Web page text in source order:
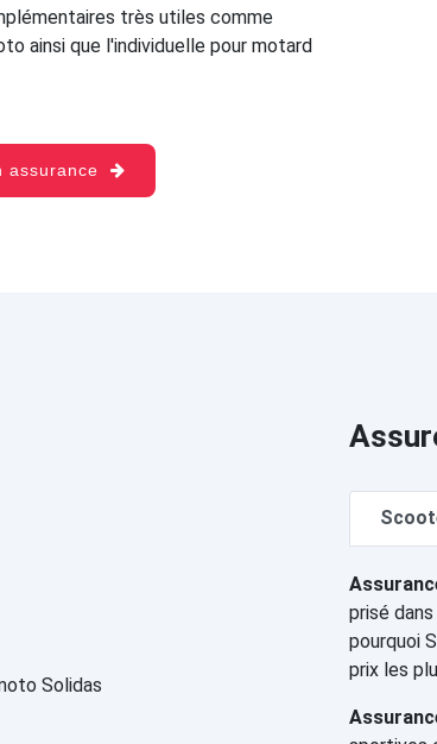
très utiles comme
ainsi que l'individuelle pour motard
assurance
prisé
pourquoi
prix les